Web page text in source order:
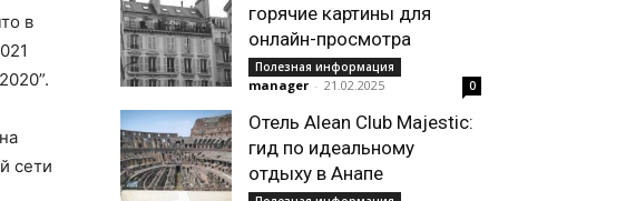
в
сети
горячие картины для
онлайн-просмотра
Полезная информация
manager - 21.02.2025 0
Отель Alean Club Majestic:
гид по идеальному
отдыху в Анапе